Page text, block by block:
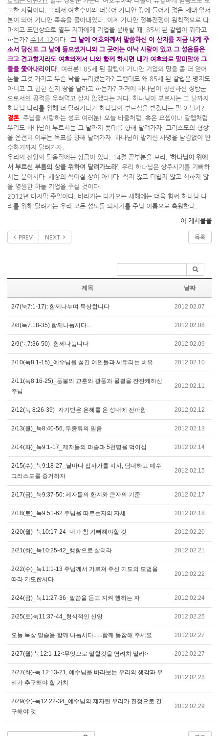
고한 사람이다. 그래서 여호수아와 더불어 가나안 땅에 들어가 젊은 세대 앞서
본이 되어 가나안 족속을 몰아내었다. 이제 가나안 정복전쟁이 원칙적으로 다
마치고 도면상으로 열두 지파에게 기업을 분배할 때, 85세 된 갈렙이 뭐라고
하는가? 수14:12이다. ‘그 날에 여호와께서 말씀하신 이 산지를 지금 내게 주
소서 당신도 그 날에 들으셨거니와 그 곳에는 아낙 사람이 있고 그 성읍들은
크고 견고할지라도 여호와께서 나와 함께 하시면 내가 여호와로 말미암아 그
들을 쫓아내리이다’. 여러분! 85세 된 갈렙이 가나안 기업의 땅을 좀 더 얻어
본들 그것 가지고 무슨 낙을 누리겠는가? 그런데도 왜 85세 된 갈렙은 평지도
아니고 그 험한 산지 땅을 달라고 하는가? 과거에 하나님이 칭찬하신 정탐군
으로서의 공적을 우려먹고 살지 않겠다는 거다. 하나님이 부르시는 그 날까지
하나님 나라를 위해 더 달려가다가 하나님의 부르심을 받겠다는 말 아닌가?
결론. 주님을 사랑하는 성도 여러분! 오늘 바울처럼, 혹은 요셉이나 갈렙처럼
우리도 하나님이 부르시는 그 날까지 푯대를 향해 달려가자. 그리스도의 형상
을 온전히 이루는 목표를 향해 달려가자. 하나님이 맡기신 사명을 남김없이 완
수하기까지 달려가자.
우리의 신앙의 달음질에는 상급이 있다. 14절 끝부분을 보라. ‘하나님이 위에
서 부르신 부름의 상을 위하여 달려가노라’. 우리 하나님은 상주시기를 기뻐하
시는 분이시다. 세상의 썩어질 상이 아니다. 썩지 않고 더럽지 않고 쇠하지 않
을 영원한 하늘 기업을 주실 것이다.
2012년 마지막 주일이다. 바라기는 다가오는 새해에는 더욱 힘써 하나님 나
라를 위해 달려가는 우리 모든 성도들 되시기를 주님 이름으로 축원한다.
이 게시물을
PREV NEXT 목록
제목 날짜
2/7(눅7:1-17): 함께나누며 묵상합니다 2012.02.07
2/8(눅7:18-35) 함께나눕시다... 2012.02.08
2/9(눅7:36-50)_함께나눕니다 2012.02.09
2/10(눅8:1-15)_예수님을 섬긴 여인들과 씨뿌리는 비유 2012.02.10
2/11(눅8:16-25)_등불의 교훈와 광풍과 물결을 잔잔케하신
주님
2012.02.11
2/12(눅 8:26-39)_자기받은 은혜를 온 성내에 전파함 2012.02.12
2/13(월)_눅8:40-56, 두종류의 믿음 2012.02.13
2/14(화)_눅9:1-17_제자들의 파송과 5천명을 먹이심 2012.02.14
2/15(수)_눅9:18-27_날마다 십자가를 지자, 담대하고 예수
그리스도를 증거하자
2012.02.15
2/17(금)_눅9:37-50: 제자들의 한계와 큰자의 기준 2012.02.17
2/18(토)_눅9:51-62 주님을 따르는자의 자세 2012.02.18
2/20(월)_눅10:17-24_내가 참 기뻐해야할 것 2012.02.20
2/21(화)_눅10:25-42_행함으로 살리라 2012.02.21
2/22(수)_눅11:1-13 주님께서 가르쳐 주신 기도의 모범을
따라 기도합시다
2012.02.22
2/24(금)_눅11:27-36_말씀을 듣고 지켜 행하는 자 2012.02.24
2/25(토)눅11:37-44_형식적인 신앙 2012.02.25
오늘 묵상 말슴을 함께 나눕시다......함께 동참해 주세요 2012.02.27
2/27(월) 눅12:1-12<무엇으로 말할것을 염려치 말라> 2012.02.27
2/27(화)-눅 12:13-21, 예수님을 바라보는 우리의 생각과 우
리가 추구해야 할 가치
2012.02.28
2/29(수)-눅12:22-34_예수님의 제자된 우리가 진정으로 간
구해야 것
2012.02.29